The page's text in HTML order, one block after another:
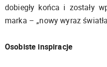
dobiegły końca i zostały
marka – „nowy wyraz
Osobiste inspiracje